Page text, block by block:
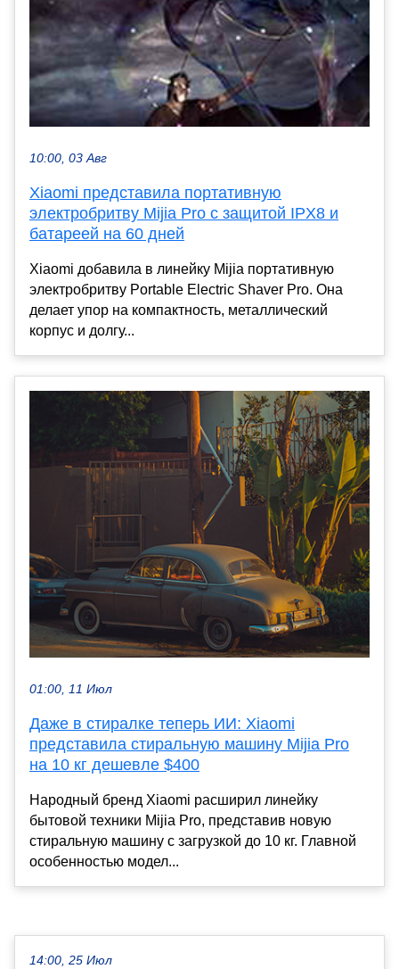
10:00, 03 Авг
Xiaomi представила портативную
электробритву Mijia Pro с защитой IPX8 и
батареей на 60 дней
Xiaomi добавила в линейку Mijia портативную
электробритву Portable Electric Shaver Pro. Она
делает упор на компактность, металлический
корпус и долгу...
01:00, 11 Июл
Даже в стиралке теперь ИИ: Xiaomi
представила стиральную машину Mijia Pro
на 10 кг дешевле $400
Народный бренд Xiaomi расширил линейку
бытовой техники Mijia Pro, представив новую
стиральную машину с загрузкой до 10 кг. Главной
особенностью модел...
14:00, 25 Июл